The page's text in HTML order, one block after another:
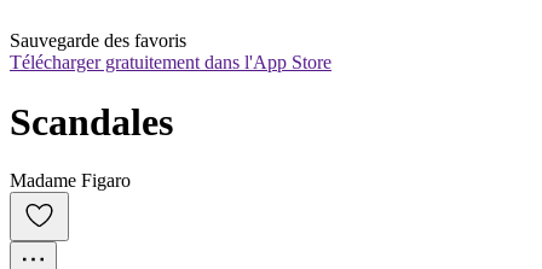
Sauvegarde des favoris
Télécharger gratuitement dans l'App Store
Scandales
Madame Figaro